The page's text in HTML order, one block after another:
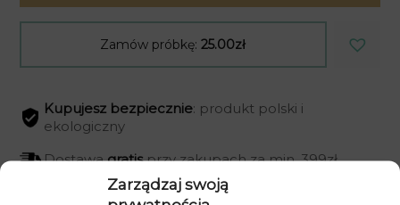
Zarządzaj swoją
Zamów próbkę:25.00zł
Kupujesz bezpiecznie: produkt polski i
ekologiczny
Dostawagratisprzy zakupach za min. 399zł
Czas realizacjiod 2 do 4 dniroboczych